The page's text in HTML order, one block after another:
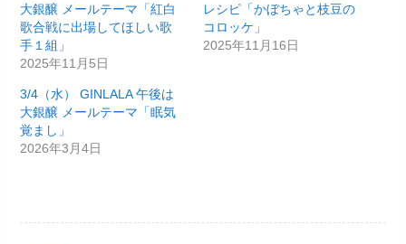
大銀醸 メールテーマ「紅白
歌合戦に出場してほしい歌
手１組」
2025年11月5日
レシピ「かぼちゃと枝豆の
コロッケ」
2025年11月16日
3/4（水） GINLALA 午後は
大銀醸 メールテーマ「眠気
覚まし」
2026年3月4日